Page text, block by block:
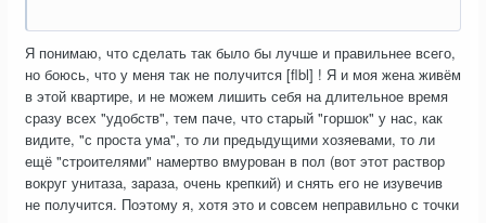
Я понимаю, что сделать так было бы лучше и правильнее всего,
но боюсь, что у меня так не получится [flbl] ! Я и моя жена живём
в этой квартире, и не можем лишить себя на длительное время
сразу всех "удобств", тем паче, что старый "горшок" у нас, как
видите, "с проста ума", то ли предыдущими хозяевами, то ли
ещё "строителями" намертво вмурован в пол (вот этот раствор
вокруг унитаза, зараза, очень крепкий) и снять его не изувечив
не получится. Поэтому я, хотя это и совсем неправильно с точки